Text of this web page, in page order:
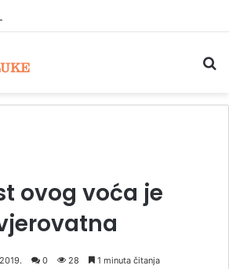
flašu Ginis piva kod Dovera
ovog voća je
0 28 1 minuta čitanja